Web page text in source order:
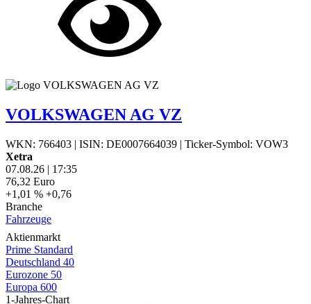
VOLKSWAGEN AG VZ
WKN: 766403 | ISIN: DE0007664039 | Ticker-Symbol: VOW3
Xetra
07.08.26 | 17:35
76,32 Euro
+1,01 % +0,76
Branche
Fahrzeuge
Aktienmarkt
Prime Standard
Deutschland 40
Eurozone 50
Europa 600
1-Jahres-Chart